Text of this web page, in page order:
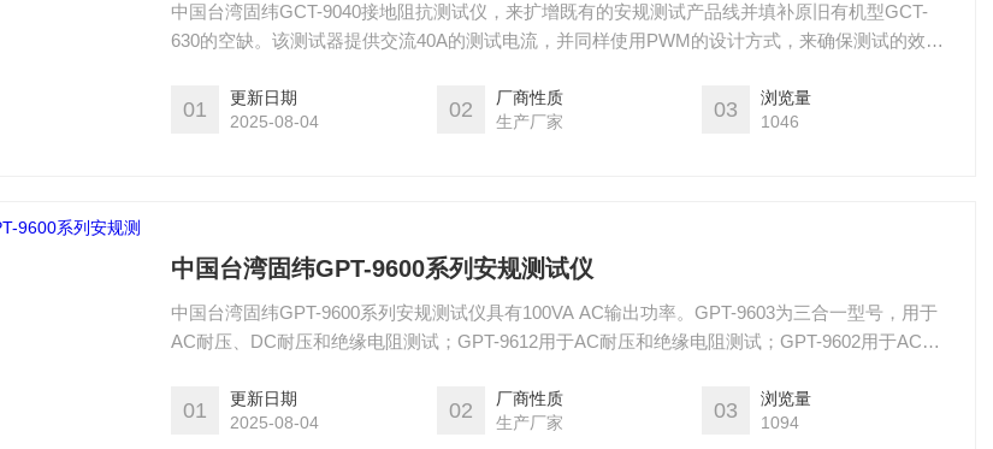
中国台湾固纬GCT-9040接地阻抗测试仪，来扩增既有的安规测试产品线并填补原旧有机型GCT-
630的空缺。该测试器提供交流40A的测试电流，并同样使用PWM的设计方式，来确保测试的效益
高了使用的可读性和便利性。
01
更新日期
2025-08-04
02
厂商性质
生产厂家
03
浏览量
1046
中国台湾固纬GPT-9600系列安规测试仪
中国台湾固纬GPT-9600系列安规测试仪具有100VA AC输出功率。GPT-9603为三合一型号，用于
AC耐压、DC耐压和绝缘电阻测试；GPT-9612用于AC耐压和绝缘电阻测试；GPT-9602用于AC和
影响，为GPT-9600系列提供一个稳定的电压。
01
更新日期
2025-08-04
02
厂商性质
生产厂家
03
浏览量
1094